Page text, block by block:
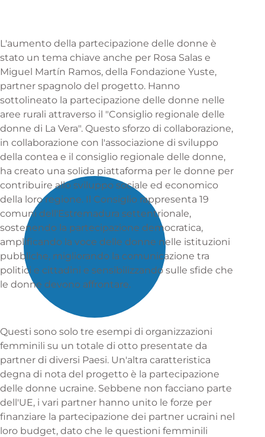
L'aumento della partecipazione delle donne è
stato un tema chiave anche per Rosa Salas e
Miguel Martín Ramos, della Fondazione Yuste,
partner spagnolo del progetto. Hanno
sottolineato la partecipazione delle donne nelle
aree rurali attraverso il "Consiglio regionale delle
donne di La Vera". Questo sforzo di collaborazione,
in collaborazione con l'associazione di sviluppo
della contea e il consiglio regionale delle donne,
ha creato una solida piattaforma per le donne per
contribuire allo sviluppo sociale ed economico
della loro regione. Il Consiglio rappresenta 19
comuni dell'Estremadura settentrionale,
sostenendo la partecipazione democratica,
amplificando la voce delle donne nelle istituzioni
pubbliche, migliorando la comunicazione tra
politici e cittadini e sensibilizzando sulle sfide che
le donne devono affrontare.
Questi sono solo tre esempi di organizzazioni
femminili su un totale di otto presentate da
partner di diversi Paesi. Un'altra caratteristica
degna di nota del progetto è la partecipazione
delle donne ucraine. Sebbene non facciano parte
dell'UE, i vari partner hanno unito le forze per
finanziare la partecipazione dei partner ucraini nel
loro budget, dato che le questioni femminili